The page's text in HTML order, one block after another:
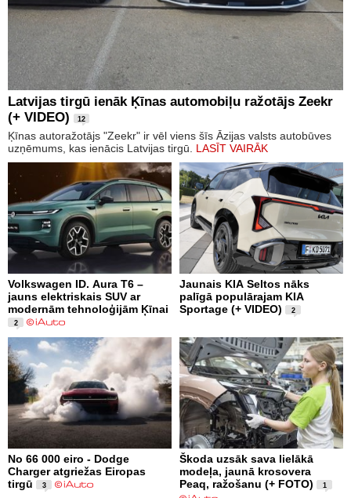
Latvijas tirgū ienāk Ķīnas automobiļu ražotājs Zeekr
(+ VIDEO)
12
Ķīnas autoražotājs "Zeekr" ir vēl viens šīs Āzijas valsts autobūves
uzņēmums, kas ienācis Latvijas tirgū. LASĪT VAIRĀK
Volkswagen ID. Aura T6 –
jauns elektriskais SUV ar
modernām tehnoloģijām Ķīnai
2
Jaunais KIA Seltos nāks
palīgā populārajam KIA
Sportage (+ VIDEO)
2
No 66 000 eiro - Dodge
Charger atgriežas Eiropas
tirgū
3
Škoda uzsāk sava lielākā
modeļa, jaunā krosovera
Peaq, ražošanu (+ FOTO)
1